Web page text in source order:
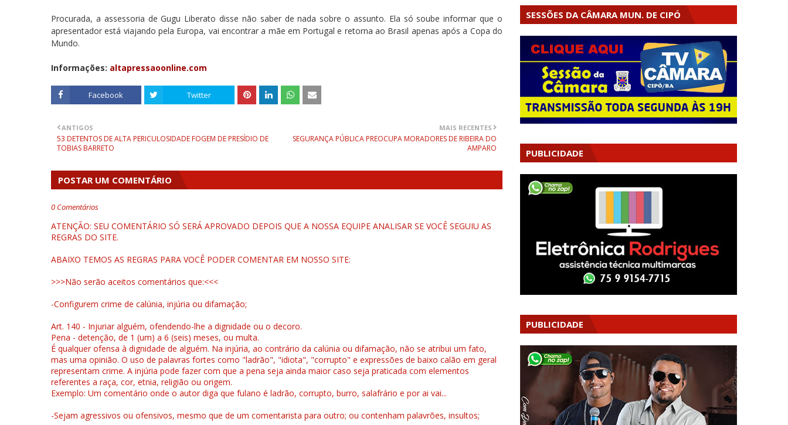
Procurada, a assessoria de Gugu Liberato disse não saber de nada sobre o assunto. Ela só soube informar que o
apresentador está viajando pela Europa, vai encontrar a mãe em Portugal e retorna ao Brasil apenas após a Copa do
Mundo.
Informações: altapressaoonline.com
Facebook Twitter
MAIS RECENTES
SEGURANÇA PÚBLICA PREOCUPA MORADORES DE RIBEIRA DO
AMPARO
ANTIGOS
53 DETENTOS DE ALTA PERICULOSIDADE FOGEM DE PRESÍDIO DE
TOBIAS BARRETO
POSTAR UM COMENTÁRIO
0 Comentários
ATENÇÃO: SEU COMENTÁRIO SÓ SERÁ APROVADO DEPOIS QUE A NOSSA EQUIPE ANALISAR SE VOCÊ SEGUIU AS
REGRAS DO SITE.
ABAIXO TEMOS AS REGRAS PARA VOCÊ PODER COMENTAR EM NOSSO SITE:
>>>Não serão aceitos comentários que:<<<
-Configurem crime de calúnia, injúria ou difamação;
Art. 140 - Injuriar alguém, ofendendo-lhe a dignidade ou o decoro.
Pena - detenção, de 1 (um) a 6 (seis) meses, ou multa.
É qualquer ofensa à dignidade de alguém. Na injúria, ao contrário da calúnia ou difamação, não se atribui um fato,
mas uma opinião. O uso de palavras fortes como "ladrão", "idiota", "corrupto" e expressões de baixo calão em geral
representam crime. A injúria pode fazer com que a pena seja ainda maior caso seja praticada com elementos
referentes a raça, cor, etnia, religião ou origem.
Exemplo: Um comentário onde o autor diga que fulano é ladrão, corrupto, burro, salafrário e por ai vai...
-Sejam agressivos ou ofensivos, mesmo que de um comentarista para outro; ou contenham palavrões, insultos;
SESSÕES DA CÂMARA MUN. DE CIPÓ
PUBLICIDADE
PUBLICIDADE